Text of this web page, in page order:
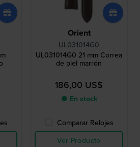
Orient
UL031014G0
UL031014G0 21 mm Correa
de piel marrón
186,00 US$
● En stock
Comparar Relojes
Ver Producto